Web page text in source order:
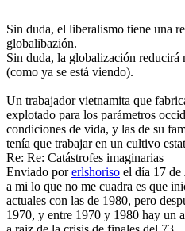
Sin duda, el liberalismo tiene una
globalibazión.
Sin duda, la globalización reducirá
(como ya se está viendo).
Un trabajador vietnamita que
explotado para los parámetros
condiciones de vida, y las de su
tenía que trabajar en un cultivo
Re: Re: Catástrofes imaginarias
Enviado porerlshoriso el día 17 de
a mi lo que no me cuadra es que
actuales con las de 1980, pero
1970, y entre 1970 y 1980 hay un